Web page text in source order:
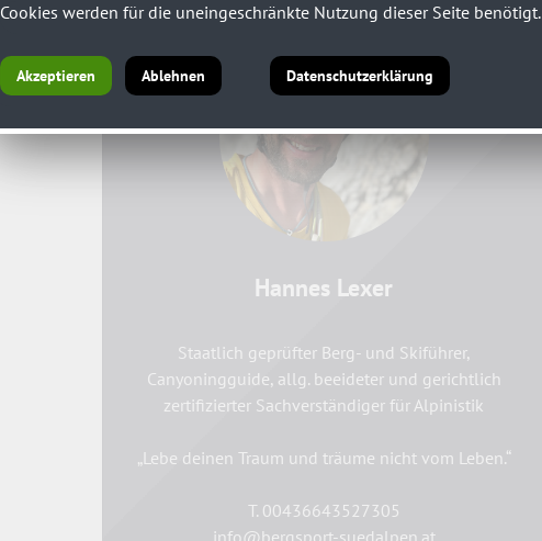
Hannes Lexer
Staatlich geprüfter Berg- und Skiführer,
Canyoningguide, allg. beeideter und gerichtlich
zertifizierter Sachverständiger für Alpinistik
„Lebe deinen Traum und träume nicht vom Leben.“
T. 00436643527305
Cookies werden für die uneingeschränkte Nutzung dieser Seite benötigt.
Akzeptieren Ablehnen Datenschutzerklärung